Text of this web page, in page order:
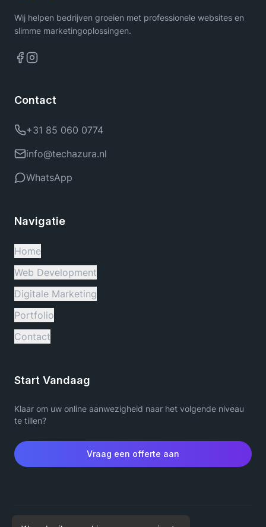
Wij helpen bedrijven groeien met professionele websites en
slimme marketingoplossingen.
Contact
+31 85 060 0774
info@techazura.nl
WhatsApp
Navigatie
Home
Web Development
Digitale Marketing
Portfolio
Contact
Start Vandaag
Klaar om uw online aanwezigheid naar het volgende niveau
te tillen?
Vraag een offerte aan